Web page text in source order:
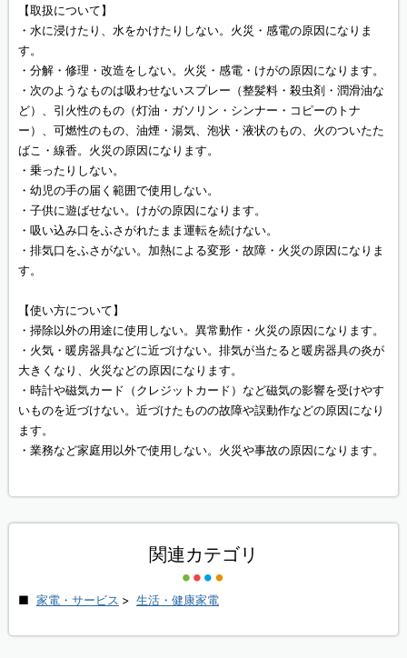
【取扱について】
・水に浸けたり、水をかけたりしない。火災・感電の原因になりま
す。
・分解・修理・改造をしない。火災・感電・けがの原因になります。
・次のようなものは吸わせないスプレー（整髪料・殺虫剤・潤滑油な
ど）、引火性のもの（灯油・ガソリン・シンナー・コピーのトナ
ー）、可燃性のもの、油煙・湯気、泡状・液状のもの、火のついたた
ばこ・線香。火災の原因になります。
・乗ったりしない。
・幼児の手の届く範囲で使用しない。
・子供に遊ばせない。けがの原因になります。
・吸い込み口をふさがれたまま運転を続けない。
・排気口をふさがない。加熱による変形・故障・火災の原因になりま
す。
【使い方について】
・掃除以外の用途に使用しない。異常動作・火災の原因になります。
・火気・暖房器具などに近づけない。排気が当たると暖房器具の炎が
大きくなり、火災などの原因になります。
・時計や磁気カード（クレジットカード）など磁気の影響を受けやす
いものを近づけない。近づけたものの故障や誤動作などの原因になり
ます。
・業務など家庭用以外で使用しない。火災や事故の原因になります。
関連カテゴリ
家電・サービス > 生活・健康家電